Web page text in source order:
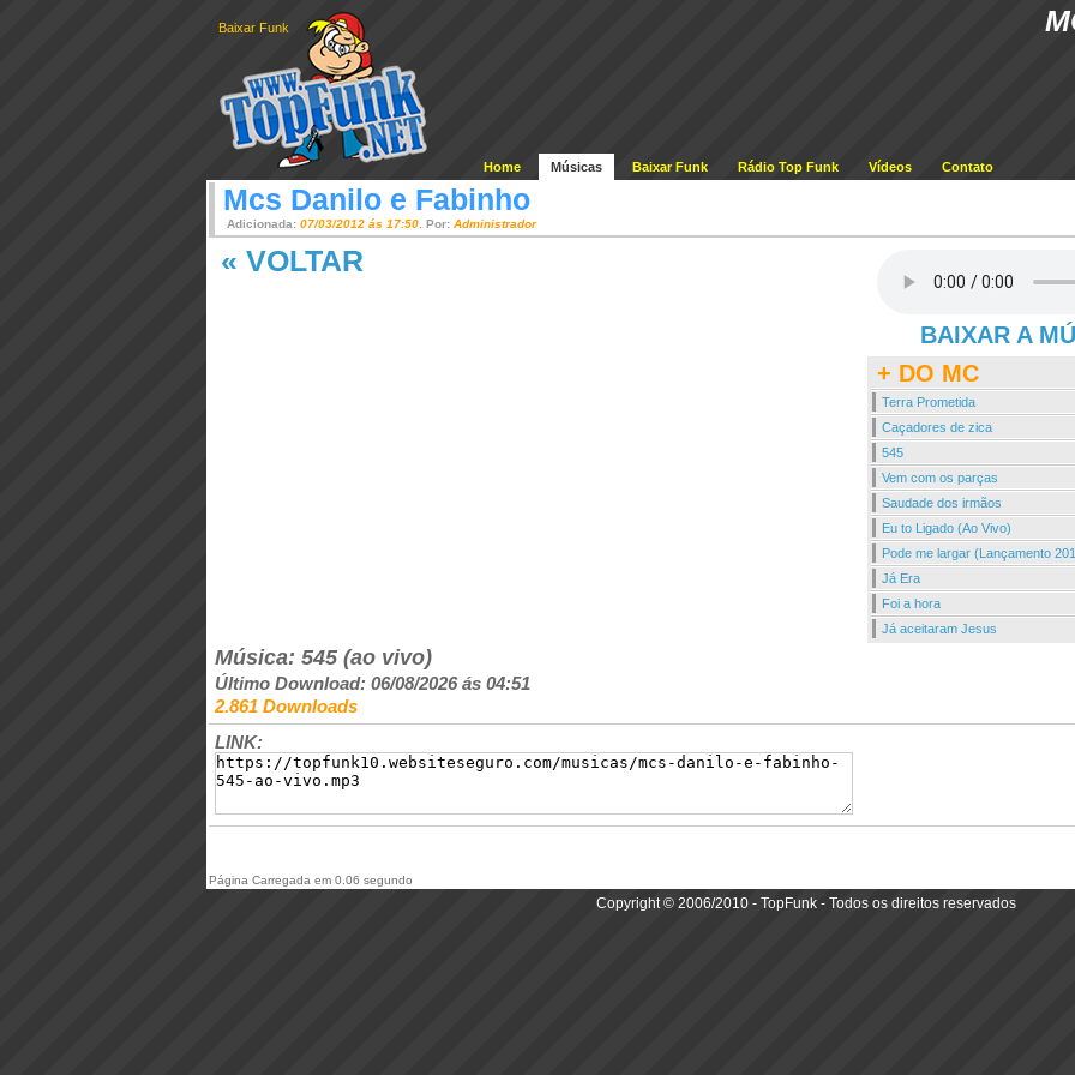
Baixar Funk
Home Músicas Baixar Funk Rádio Top Funk Vídeos Contato
Mcs Danilo e Fabinho
Adicionada: 07/03/2012 ás 17:50 . Por: Administrador
BAIXAR A
+ DO MC
Terra Prometida
Caçadores de zica
545
Vem com os parças
Saudade dos irmãos
Eu to Ligado (Ao Vivo)
Pode me largar (Lançamento
Já Era
Foi a hora
Já aceitaram Jesus
« VOLTAR
Música: 545 (ao vivo)
Último Download: 06/08/2026 ás 04:51
2.861 Downloads
LINK:
Página Carregada em 0.06 segundo
Copyright © 2006/2010 - TopFunk - Todos os direitos reservados